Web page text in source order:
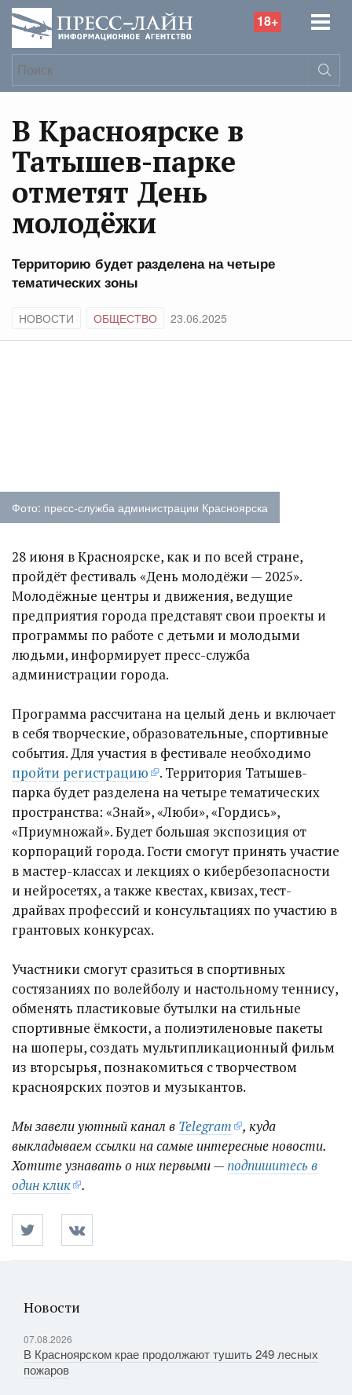
18+
В Красноярске в
Татышев-парке
отметят День
молодёжи
Территорию будет разделена на четыре
тематических зоны
НОВОСТИ ОБЩЕСТВО 23.06.2025
Фото: пресс-служба администрации Красноярска
28 июня в Красноярске, как и по всей стране,
пройдёт фестиваль «День молодёжи — 2025».
Молодёжные центры и движения, ведущие
предприятия города представят свои проекты и
программы по работе с детьми и молодыми
людьми, информирует пресс-служба
администрации города.
Программа рассчитана на целый день и включает
в себя творческие, образовательные, спортивные
события. Для участия в фестивале необходимо
пройти регистрацию
. Территория Татышев-
парка будет разделена на четыре тематических
пространства: «Знай», «Люби», «Гордись»,
«Приумножай». Будет большая экспозиция от
корпораций города. Гости смогут принять участие
в мастер-классах и лекциях о кибербезопасности
и нейросетях, а также квестах, квизах, тест-
драйвах профессий и консультациях по участию в
грантовых конкурсах.
Участники смогут сразиться в спортивных
состязаниях по волейболу и настольному теннису,
обменять пластиковые бутылки на стильные
спортивные ёмкости, а полиэтиленовые пакеты
на шоперы, создать мультипликационный фильм
из вторсырья, познакомиться с творчеством
красноярских поэтов и музыкантов.
Мы завели уютный канал в Telegram
, куда
выкладываем ссылки на самые интересные новости.
Хотите узнавать о них первыми —подпишитесь в
один клик
.
Новости
07.08.2026
В Красноярском крае продолжают тушить 249 лесных
пожаров